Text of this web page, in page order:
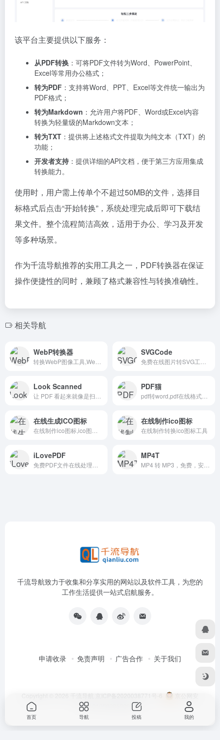
该平台主要提供以下服务：
从PDF转换 ：可将PDF文件转为Word、PowerPoint、
Excel等常用办公格式；
转为PDF ：支持将Word、PPT、Excel等文件统一输出为
PDF格式；
转为Markdown ：允许用户将PDF、Word或Excel内容
转换为轻量级的Markdown文本；
转为TXT ：提供将上述格式文件提取为纯文本（TXT）的
功能；
开发者支持 ：提供详细的API文档，便于第三方应用集成
转换能力。
使用时，用户需上传单个不超过50MB的文件，选择目
标格式后点击“开始转换”，系统处理完成后即可下载结
果文件。整个流程简洁高效，适用于办公、学习及开发
等多种场景。
作为千流导航推荐的实用工具之一，PDF转换器在保证
操作便捷性的同时，兼顾了格式兼容性与转换准确性。
相关导航
WebP转换器 SVGCode
Look Scanned PDF猫
在线生成ICO图标 在线制作ico图标
在线制作转换ico图标工具
iLovePDF MP4T
千流导航致力于收集和分享实用的网站以及软件工具，为您的
工作生活提供一站式启航服务。
申请收录 免责声明 广告合作 关于我们
Copyright © 2026 千流导航 京ICP备2020038771号-6
京公网安
备11010502059096号
首页 导航 投稿 我的